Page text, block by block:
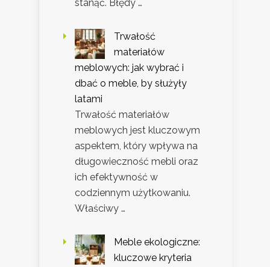
stanąć. Błędy …
Trwałość
materiałów
meblowych: jak wybrać i
dbać o meble, by służyły
latami
Trwałość materiałów
meblowych jest kluczowym
aspektem, który wpływa na
długowieczność mebli oraz
ich efektywność w
codziennym użytkowaniu.
Właściwy …
Meble ekologiczne:
kluczowe kryteria